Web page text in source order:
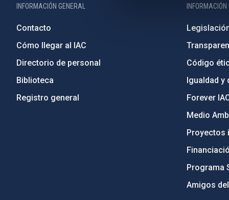
INFORMACIÓN GENERAL
Contacto
Cómo llegar al IAC
Directorio de personal
Biblioteca
Registro general
Código
Igualdad y
Forever
Medio
Proyectos
Programa
Amigos